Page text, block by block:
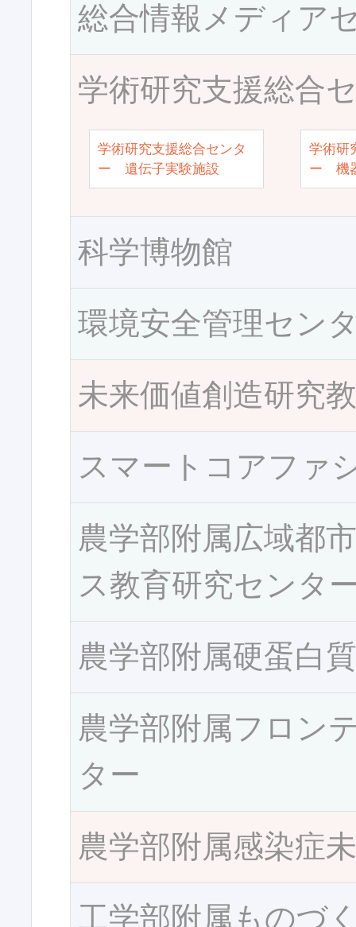
総合情報メディア
学術研究支援総合
学術研究支援総合センタ
ー 遺伝子実験施設
学術研
ー 機
科学博物館
環境安全管理セン
未来価値創造研究
スマートコアファ
農学部附属広域都
ス教育研究センタ
農学部附属硬蛋白
農学部附属フロン
ター
農学部附属感染症
工学部附属ものづ